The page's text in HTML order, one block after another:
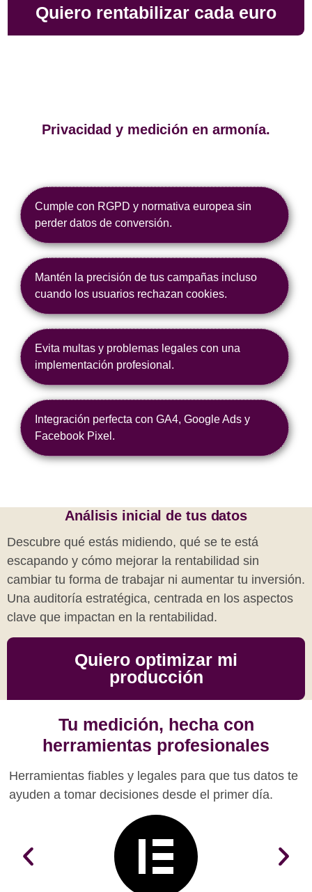
Quiero rentabilizar cada euro
Privacidad y medición en armonía.
Cumple con RGPD y normativa europea sin
perder datos de conversión.
Mantén la precisión de tus campañas incluso
cuando los usuarios rechazan cookies.
Evita multas y problemas legales con una
implementación profesional.
Integración perfecta con GA4, Google Ads y
Facebook Pixel.
Análisis inicial de tus datos
Descubre qué estás midiendo, qué se te está
escapando y cómo mejorar la rentabilidad sin
cambiar tu forma de trabajar ni aumentar tu inversión.
Una auditoría estratégica, centrada en los aspectos
clave que impactan en la rentabilidad.
Quiero optimizar mi
producción
Tu medición, hecha con
herramientas profesionales
Herramientas fiables y legales para que tus datos te
ayuden a tomar decisiones desde el primer día.